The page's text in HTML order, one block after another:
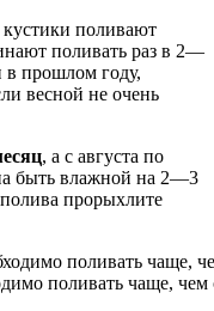
поливают
поливать раз в 2—
прошлом году,
весной не очень
, а с августа по
быть влажной на 2—3
прорыхлите
поливать чаще,